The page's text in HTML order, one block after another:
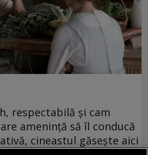
respectabilă și cam
amenință să îl conducă
cineastul găsește aici